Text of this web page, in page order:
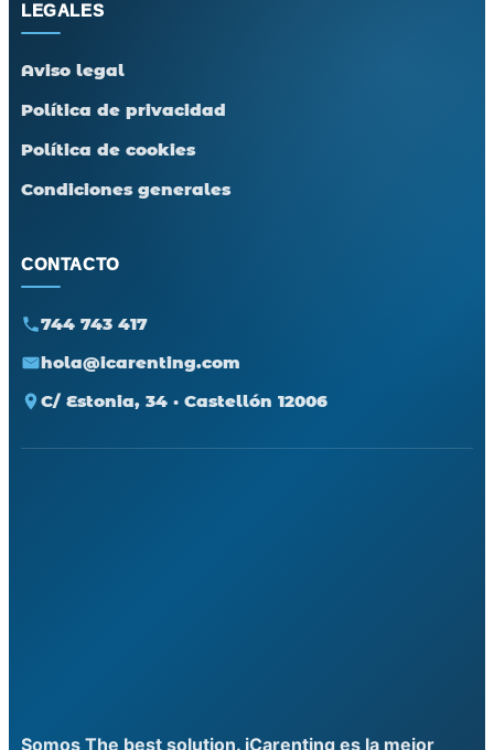
LEGALES
Aviso legal
Política de privacidad
Política de cookies
Condiciones generales
CONTACTO
744 743 417
hola@icarenting.com
C/ Estonia, 34 · Castellón 12006
Somos The best solution. iCarenting es la mejor